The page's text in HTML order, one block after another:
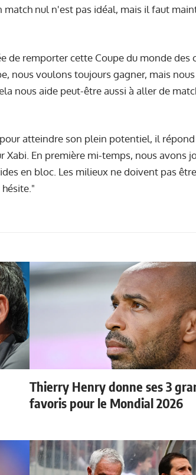
nul n'est pas idéal, mais il faut
de remporter cette Coupe du monde des
nous voulons toujours gagner, mais nous
nous aide peut-être aussi à aller de
pour atteindre son plein potentiel, il répond
En première mi-temps, nous avons
en bloc. Les milieux ne doivent pas
Thierry Henry donne ses 3
favoris pour le Mondial 2026